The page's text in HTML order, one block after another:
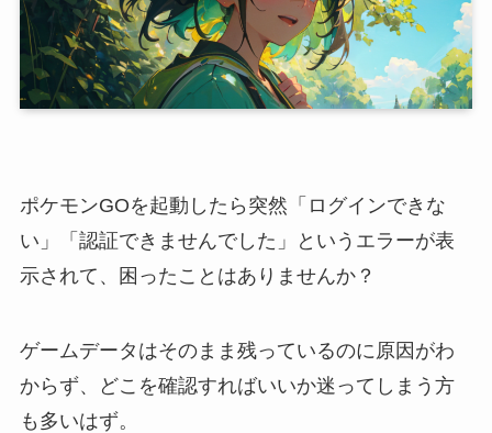
ポケモンGOを起動したら突然「ログインできな
い」「認証できませんでした」というエラーが表
示されて、困ったことはありませんか？
ゲームデータはそのまま残っているのに原因がわ
からず、どこを確認すればいいか迷ってしまう方
も多いはず。